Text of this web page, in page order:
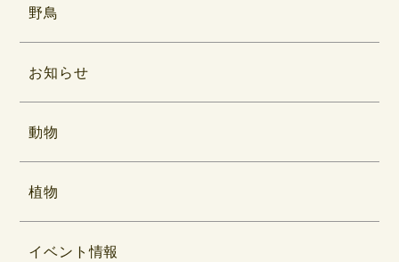
野鳥
お知らせ
動物
植物
イベント情報